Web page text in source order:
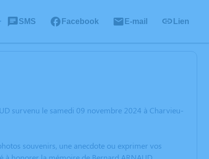
SMS Facebook E-mail Lien
survenu le samedi 09 novembre 2024 à Charvieu-
souvenirs, une anecdote ou exprimer vos